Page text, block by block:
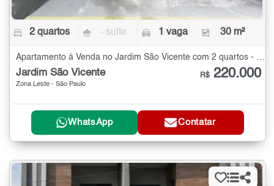
2 quartos - suíte 1 vaga 30 m²
Apartamento à Venda no Jardim São Vicente com 2 quartos - 30 m²
Jardim São Vicente
Zona Leste - São Paulo
R$ 220.000
WhatsApp Contatar